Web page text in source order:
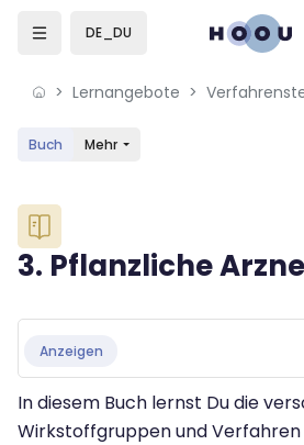
Skip to sidebar navigation menu
Skip to mobile navigation menu
Skip to sidebar hidden blocks
DE_DU
Lernangebote
Buch Mehr
Blöcke
3. Pflanzliche
Anzeigen
In diesem Buch lernst Du die
Wirkstoffgruppen und Verfahren